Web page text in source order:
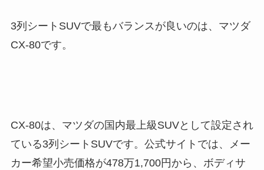
3列シートSUVで最もバランスが良いのは、マツダ
CX-80です。
CX-80は、マツダの国内最上級SUVとして設定され
ている3列シートSUVです。公式サイトでは、メー
カー希望小売価格が478万1,700円から、ボディサ